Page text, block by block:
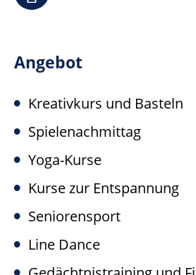
Angebot
Kreativkurs und Basteln
Spielenachmittag
Yoga-Kurse
Kurse zur Entspannung
Seniorensport
Line Dance